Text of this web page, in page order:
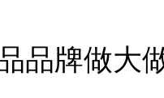
品牌做大